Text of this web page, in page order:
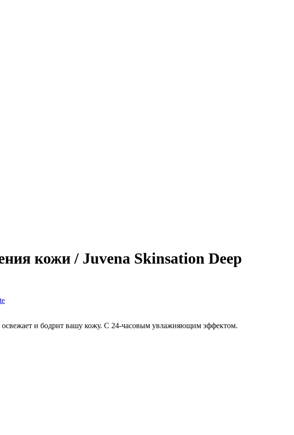
кожи / Juvena Skinsation Deep
и бодрит вашу кожу. С 24-часовым увлажняющим эффектом.